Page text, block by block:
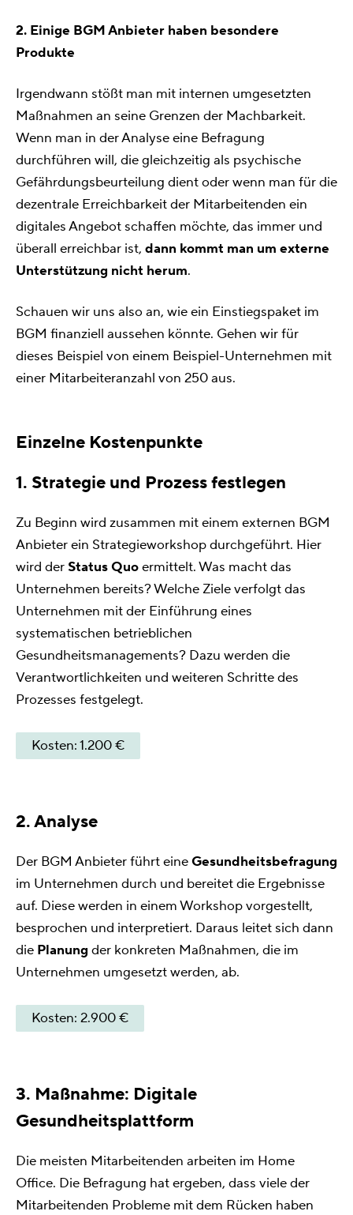
2. Einige BGM Anbieter haben besondere
Produkte
Irgendwann stößt man mit internen umgesetzten
Maßnahmen an seine Grenzen der Machbarkeit.
Wenn man in der Analyse eine Befragung
durchführen will, die gleichzeitig als psychische
Gefährdungsbeurteilung dient oder wenn man für die
dezentrale Erreichbarkeit der Mitarbeitenden ein
digitales Angebot schaffen möchte, das immer und
überall erreichbar ist, dann kommt man um externe
Unterstützung nicht herum.
Schauen wir uns also an, wie ein Einstiegspaket im
BGM finanziell aussehen könnte. Gehen wir für
dieses Beispiel von einem Beispiel-Unternehmen mit
einer Mitarbeiteranzahl von 250 aus.
Einzelne Kostenpunkte
1. Strategie und Prozess festlegen
Zu Beginn wird zusammen mit einem externen BGM
Anbieter ein Strategieworkshop durchgeführt. Hier
wird derStatus Quoermittelt. Was macht das
Unternehmen bereits? Welche Ziele verfolgt das
Unternehmen mit der Einführung eines
systematischen betrieblichen
Gesundheitsmanagements? Dazu werden die
Verantwortlichkeiten und weiteren Schritte des
Prozesses festgelegt.
Kosten: 1.200 €
2. Analyse
Der BGM Anbieter führt eineGesundheitsbefragung
im Unternehmen durch und bereitet die Ergebnisse
auf. Diese werden in einem Workshop vorgestellt,
besprochen und interpretiert. Daraus leitet sich dann
die Planung der konkreten Maßnahmen, die im
Unternehmen umgesetzt werden, ab.
Kosten: 2.900 €
3. Maßnahme: Digitale
Gesundheitsplattform
Die meisten Mitarbeitenden arbeiten im Home
Office. Die Befragung hat ergeben, dass viele der
Mitarbeitenden Probleme mit dem Rücken haben